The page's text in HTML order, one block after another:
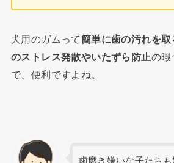
犬用のガムって簡単に歯の汚れを
のストレス発散やいたずら防止の暇
で、便利ですよね。
歯磨き嫌いな子たち